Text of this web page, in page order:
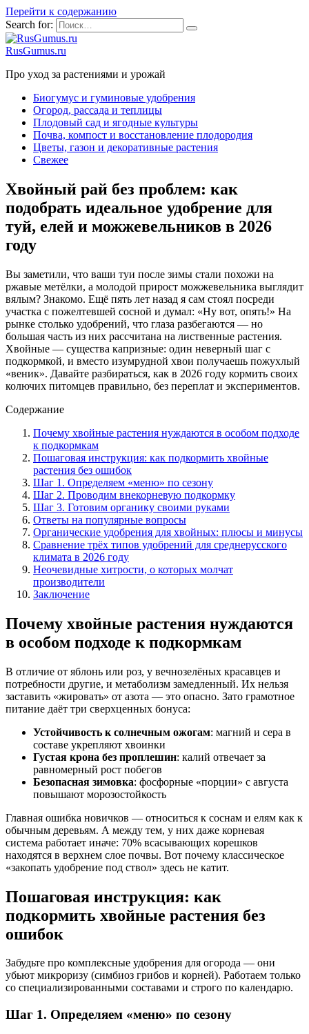
Перейти к содержанию
Search for:
RusGumus.ru
Про уход за растениями и урожай
Биогумус и гуминовые удобрения
Огород, рассада и теплицы
Плодовый сад и ягодные культуры
Почва, компост и восстановление плодородия
Цветы, газон и декоративные растения
Свежее
Хвойный рай без проблем: как
подобрать идеальное удобрение для
туй, елей и можжевельников в 2026
году
Вы заметили, что ваши туи после зимы стали похожи на
ржавые метёлки, а молодой прирост можжевельника выглядит
вялым? Знакомо. Ещё пять лет назад я сам стоял посреди
участка с пожелтевшей сосной и думал: «Ну вот, опять!» На
рынке столько удобрений, что глаза разбегаются — но
большая часть из них рассчитана на лиственные растения.
Хвойные — существа капризные: один неверный шаг с
подкормкой, и вместо изумрудной хвои получаешь пожухлый
«веник». Давайте разбираться, как в 2026 году кормить своих
колючих питомцев правильно, без переплат и экспериментов.
Содержание
Почему хвойные растения нуждаются в особом подходе
к подкормкам
Пошаговая инструкция: как подкормить хвойные
растения без ошибок
Шаг 1. Определяем «меню» по сезону
Шаг 2. Проводим внекорневую подкормку
Шаг 3. Готовим органику своими руками
Ответы на популярные вопросы
Органические удобрения для хвойных: плюсы и минусы
Сравнение трёх типов удобрений для среднерусского
климата в 2026 году
Неочевидные хитрости, о которых молчат
производители
Заключение
Почему хвойные растения нуждаются
в особом подходе к подкормкам
В отличие от яблонь или роз, у вечнозелёных красавцев и
потребности другие, и метаболизм замедленный. Их нельзя
заставить «жировать» от азота — это опасно. Зато грамотное
питание даёт три сверхценных бонуса:
Устойчивость к солнечным ожогам: магний и сера в
составе укрепляют хвоинки
Густая крона без проплешин: калий отвечает за
равномерный рост побегов
Безопасная зимовка: фосфорные «порции» с августа
повышают морозостойкость
Главная ошибка новичков — относиться к соснам и елям как к
обычным деревьям. А между тем, у них даже корневая
система работает иначе: 70% всасывающих корешков
находятся в верхнем слое почвы. Вот почему классическое
«закопать удобрение под ствол» здесь не катит.
Пошаговая инструкция: как
подкормить хвойные растения без
ошибок
Забудьте про комплексные удобрения для огорода — они
убьют микроризу (симбиоз грибов и корней). Работаем только
со специализированными составами и строго по календарю.
Шаг 1. Определяем «меню» по сезону